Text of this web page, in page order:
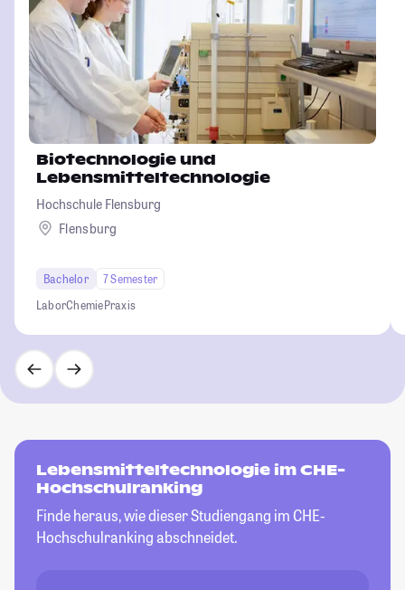
Biotechnologie und
Lebensmitteltechnologie
Hochschule Flensburg
Flensburg
Bachelor
7 Semester
LaborChemiePraxis
Lebensmitteltechnologie im CHE-
Hochschulranking
Finde heraus, wie dieser Studiengang im CHE-
Hochschulranking abschneidet.